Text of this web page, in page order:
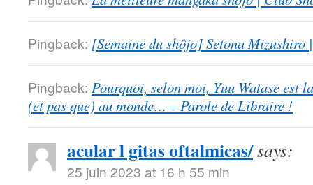
Pingback: [Semaine du shôjo] Setona Mizushiro
Pingback: Pourquoi, selon moi, Yuu Watase est
(et pas que) au monde… – Parole de Libraire !
acular l gitas oftalmicas/says:
25 juin 2023 at 16 h 55 min